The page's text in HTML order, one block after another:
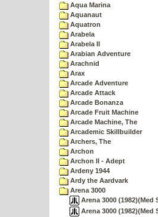
Aqua Marina
Aquanaut
Aquatron
Arabela
Arabela II
Arabian Adventure
Arachnid
Arax
Arcade Adventure
Arcade Attack
Arcade Bonanza
Arcade Fruit Machine
Arcade Machine, The
Arcademic Skillbuilder
Archers, The
Archon
Archon II - Adept
Ardeny 1944
Ardy the Aardvark
Arena 3000
Arena 3000
Arena 3000